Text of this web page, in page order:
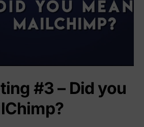
#3 – Did you